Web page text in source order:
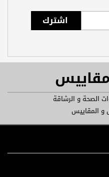
الصحة و الرشاقة
و المقاييس